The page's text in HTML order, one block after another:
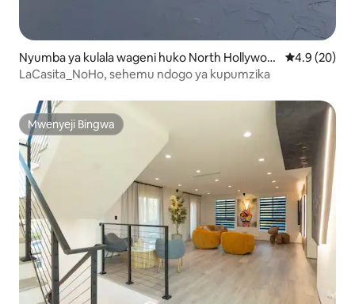
Nyumba ya kulala wageni huko North Hollywoo
d
Ukadiriaji
4.9 (20)
LaCasita_NoHo, sehemu ndogo ya kupumzika
Mwenyeji Bingwa
Mwenyeji Bingwa